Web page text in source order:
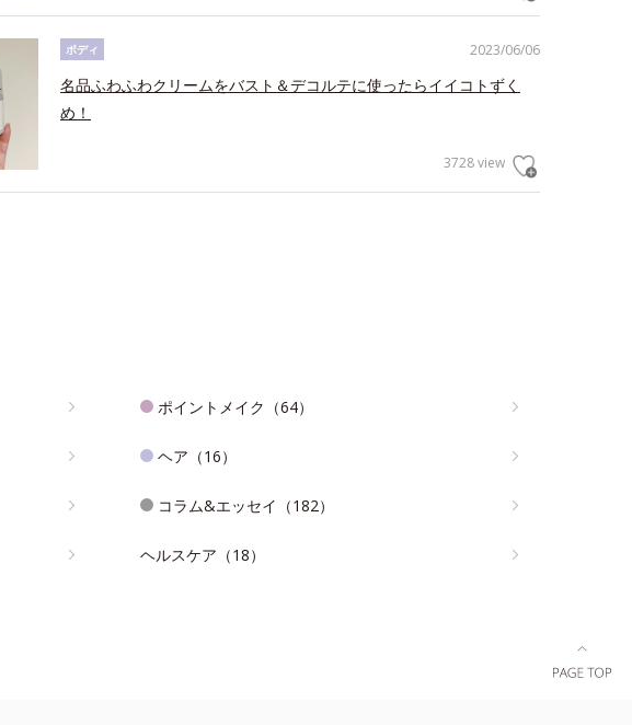
2023/06/06
ボディ
名品ふわふわクリームをバスト＆デコルテに使ったらイイコトずく
め！
3728 view
ポイントメイク（64）
ヘア（16）
コラム&エッセイ（182）
ヘルスケア（18）